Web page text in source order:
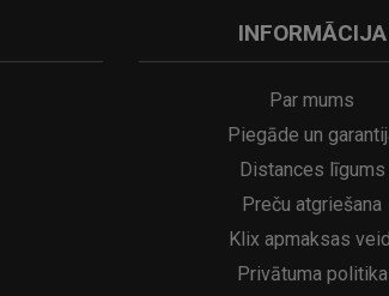
A
kumulatora LED galda lampa SERINA Mini Ø80×200 mm..
21.95€
INFORMĀCIJA
Par mums
Piegāde un
Distances līgums
Preču atgriešana
Klix apmaksas
Privātuma politika